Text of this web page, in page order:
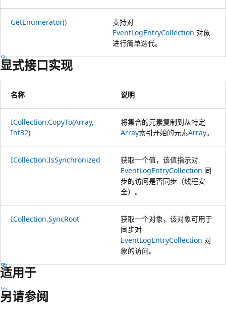
GetEnumerator()
支持对
EventLogEntryCollection 对象
进行简单迭代。
显式接口实现
名称 说明
ICollection.CopyTo(Array,
Int32)
将集合的元素复制到从特定
Array索引开始的元素Array。
ICollection.IsSynchronized
获取一个值，该值指示对
EventLogEntryCollection 同
步的访问是否同步（线程安
全）。
ICollection.SyncRoot
获取一个对象，该对象可用于
同步对
EventLogEntryCollection 对
象的访问。
适用于
另请参阅